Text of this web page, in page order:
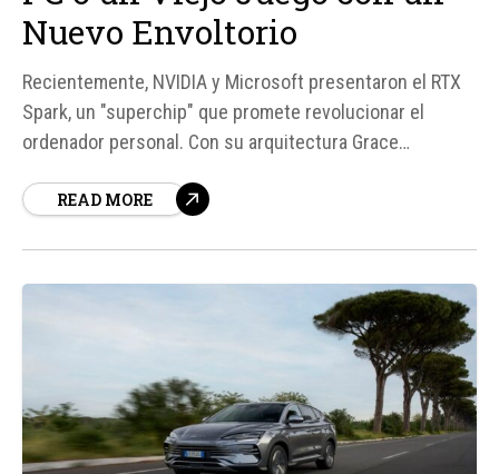
Nuevo Envoltorio
Recientemente, NVIDIA y Microsoft presentaron el RTX
Spark, un "superchip" que promete revolucionar el
ordenador personal. Con su arquitectura Grace
chip parece tener todos los ingredientes para ser un
lanzamiento es...
READ MORE